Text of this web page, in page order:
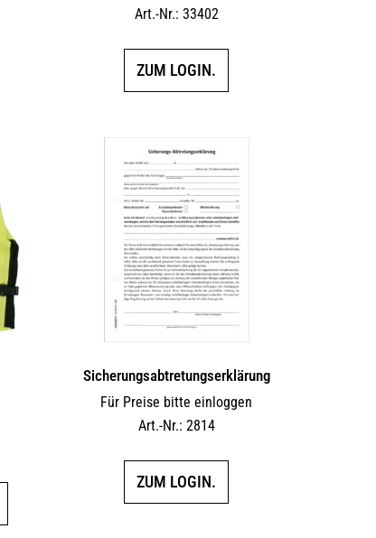
Art.-Nr.: 33402
ZUM LOGIN.
Sicherungs­abtretungs­erklärung
Für Preise bitte einloggen
Art.-Nr.: 2814
ZUM LOGIN.